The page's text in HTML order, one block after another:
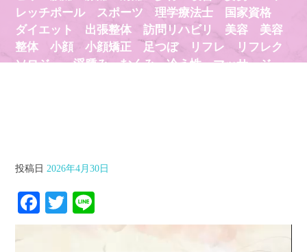
レッチポール スポーツ 理学療法士 国家資格
ダイエット 出張整体 訪問リハビリ 美容 美容
整体 小顔 小顔矯正 足つぼ リフレ リフレク
ソロジー 浮腫み むくみ 冷え性 マッサージ
投稿日 2026年4月30日
Facebook
Twitter
画